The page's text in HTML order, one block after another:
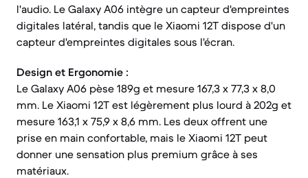
l'audio. Le Galaxy A06 intègre un capteur d'empreintes
digitales latéral, tandis que le Xiaomi 12T dispose d'un
capteur d'empreintes digitales sous l'écran.
Design et Ergonomie :
Le Galaxy A06 pèse 189g et mesure 167,3 x 77,3 x 8,0
mm. Le Xiaomi 12T est légèrement plus lourd à 202g et
mesure 163,1 x 75,9 x 8,6 mm. Les deux offrent une
prise en main confortable, mais le Xiaomi 12T peut
donner une sensation plus premium grâce à ses
matériaux.